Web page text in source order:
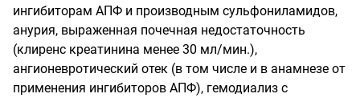
ингибиторам АПФ и производным сульфониламидов,
анурия, выраженная почечная недостаточность
(клиренс креатинина менее 30 мл/мин.),
ангионевротический отек (в том числе и в анамнезе от
применения ингибиторов АПФ), гемодиализ с